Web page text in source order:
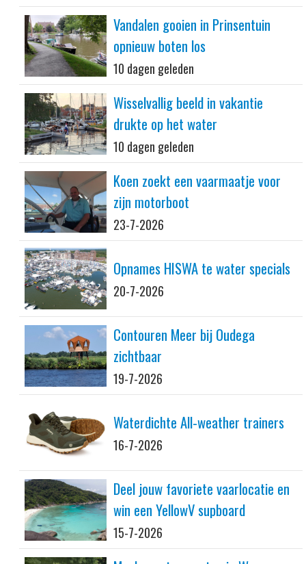
Vandalen gooien in Prinsentuin
opnieuw boten los
10 dagen geleden
Wisselvallig beeld in vakantie
drukte op het water
10 dagen geleden
Koen zoekt een vaarmaatje voor
zijn motorboot
23-7-2026
Opnames HISWA te water specials
20-7-2026
Contouren Meer bij Oudega
zichtbaar
19-7-2026
Waterdichte All-weather trainers
16-7-2026
Deel jouw favoriete vaarlocatie en
win een YellowV supboard
15-7-2026